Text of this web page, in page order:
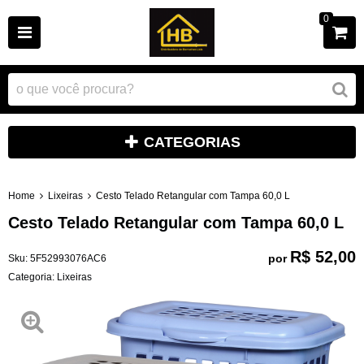
0
CATEGORIAS
Home Lixeiras Cesto Telado Retangular com Tampa 60,0 L
Cesto Telado Retangular com Tampa 60,0 L
Sku: 5F52993076AC6
Categoria: Lixeiras
por R$ 52,00